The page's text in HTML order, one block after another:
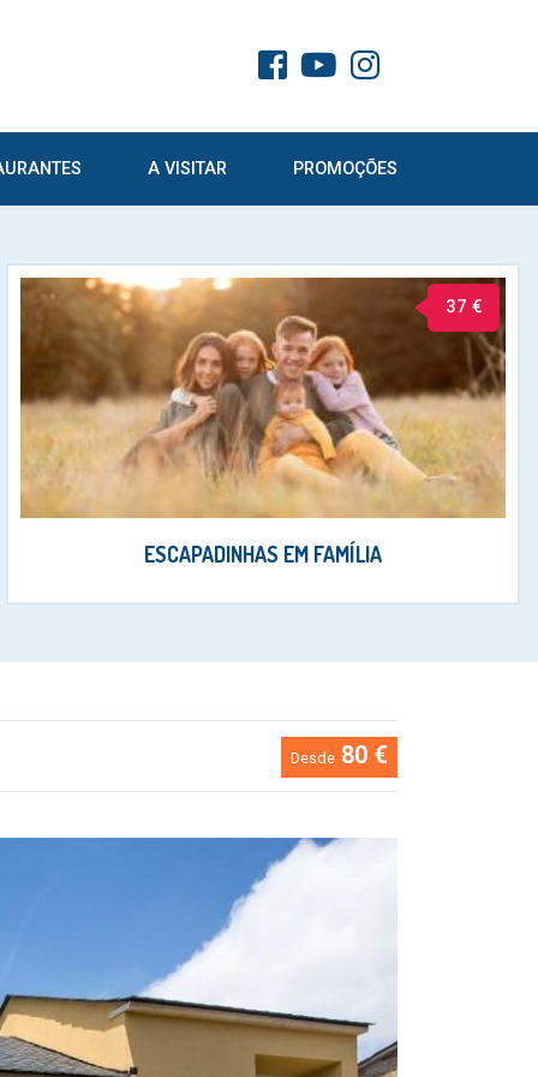
A VISITAR PROMOÇÕES
37 €
ESCAPADINHAS EM FAMÍLIA
Desde 80 €